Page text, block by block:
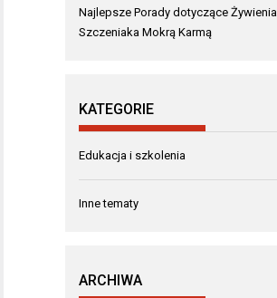
Najlepsze Porady dotyczące Żywienia
Szczeniaka Mokrą Karmą
KATEGORIE
Edukacja i szkolenia
Inne tematy
ARCHIWA